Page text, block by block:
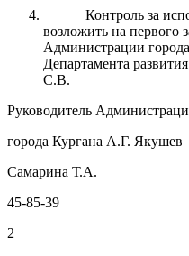
Контроль за
возложить на первого
Администрации
Департамента
С.В.
Руководитель
города Кургана А.Г. Якушев
Самарина Т.А.
45-85-39
2